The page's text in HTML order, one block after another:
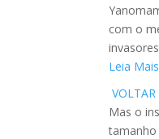
com o
Leia Mais
VOLTAR
Mas o
tamanho